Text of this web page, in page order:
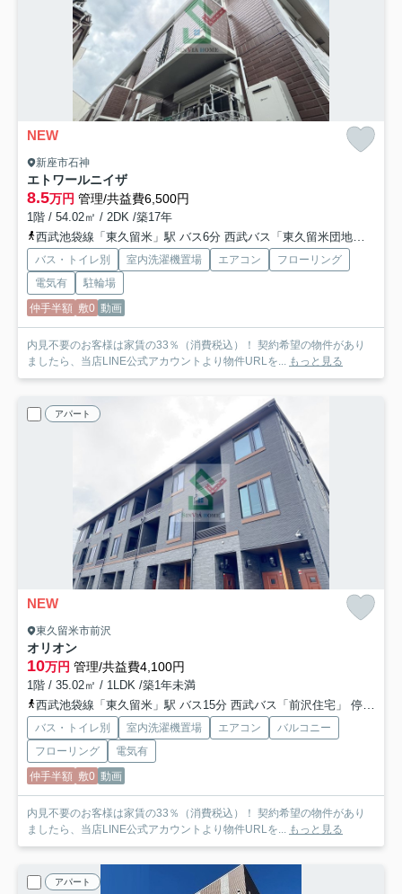
NEW
新座市石神
エトワールニイザ
8.5万円 管理/共益費6,500円
1階 / 54.02㎡ / 2DK /築17年
西武池袋線「東久留米」駅 バス6分 西武バス「東久留米団地」 停歩9分
バス・トイレ別 室内洗濯機置場 エアコン
フローリング
電気有
駐輪場
仲手半額 敷0 動画
内見不要のお客様は家賃の33％（消費税込）！ 契約希望の物件があり
ましたら、当店LINE公式アカウントより物件URLを... もっと見る
アパート
NEW
東久留米市前沢
オリオン
10万円 管理/共益費4,100円
1階 / 35.02㎡ / 1LDK /築1年未満
西武池袋線「東久留米」駅 バス15分 西武バス「前沢住宅」 停歩6分
バス・トイレ別 室内洗濯機置場 エアコン
バルコニー
フローリング
電気有
仲手半額 敷0 動画
内見不要のお客様は家賃の33％（消費税込）！ 契約希望の物件があり
ましたら、当店LINE公式アカウントより物件URLを... もっと見る
アパート